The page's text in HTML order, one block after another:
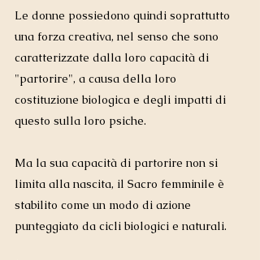
Le donne possiedono quindi soprattutto
una forza creativa, nel senso che sono
caratterizzate dalla loro capacità di
"partorire", a causa della loro
costituzione biologica e degli impatti di
questo sulla loro psiche.
Ma la sua capacità di partorire non si
limita alla nascita, il Sacro femminile è
stabilito come un modo di azione
punteggiato da cicli biologici e naturali.